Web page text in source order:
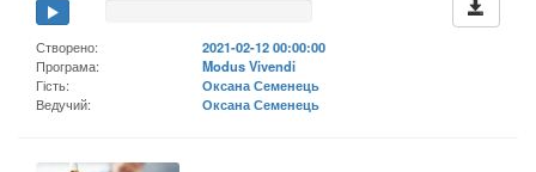
Створено:
2021-02-12 00:00:00
Програма:
Modus Vivendi
Гість:
Оксана Семенець
Ведучий:
Оксана Семенець